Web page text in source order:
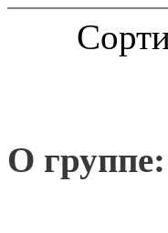
О группе: